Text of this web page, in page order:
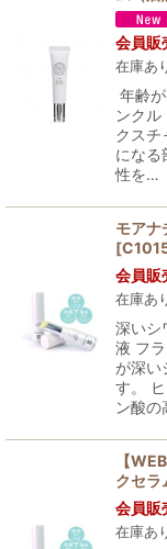
会員販
在庫あ
年齢
ンク
クスチ
になる
性を…
モア
[
会員販
在庫あ
深いシ
液 フ
が深い
す。
ン酸
【
クセラ
会員販
在庫あ